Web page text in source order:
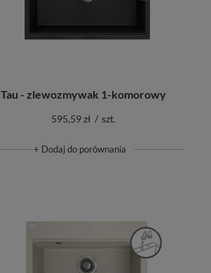
Tau - zlewozmywak 1-komorowy
595,59 zł / szt.
+ Dodaj do porównania